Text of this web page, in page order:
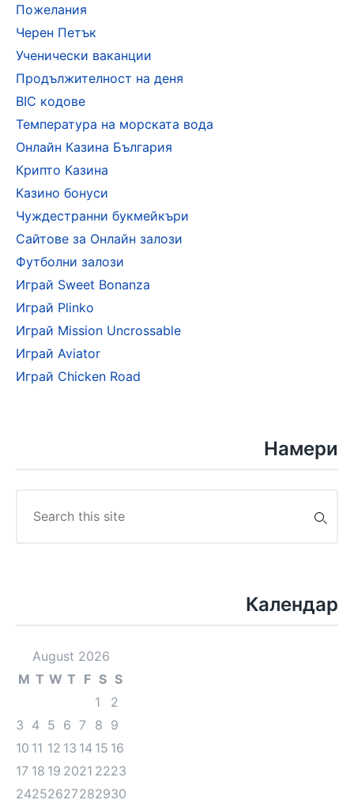
Пожелания
Черен Петък
Ученически ваканции
Продължителност на деня
BIC кодове
Температура на морската вода
Онлайн Казина България
Крипто Казина
Казино бонуси
Чуждестранни букмейкъри
Сайтове за Онлайн залози
Футболни залози
Играй Sweet Bonanza
Играй Plinko
Играй Mission Uncrossable
Играй Aviator
Играй Chicken Road
Намери
for:
Календар
August 2026
M T W T F S S
1
2
3 4 5 6 7 8 9
10 11 12 13 14 15 16
17 18 19 2021 2223
24252627282930